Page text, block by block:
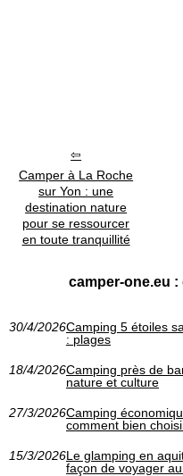
Camper à La Roche
sur Yon : une
destination nature
pour se ressourcer
en toute tranquillité
camper-one.eu
30/4/2026Camping 5 étoiles
: plages
18/4/2026Camping près de
nature et culture
27/3/2026Camping
comment bien
15/3/2026Le glamping en
façon de voyager